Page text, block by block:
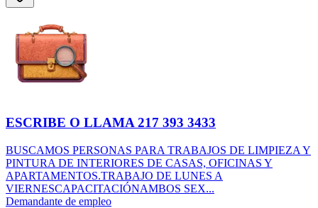
ESCRIBE O LLAMA 217 393 3433
BUSCAMOS PERSONAS PARA TRABAJOS DE LIMPIEZA Y
PINTURA DE INTERIORES DE CASAS, OFICINAS Y
APARTAMENTOS.TRABAJO DE LUNES A
VIERNESCAPACITACIÓNAMBOS SEX...
Demandante de empleo